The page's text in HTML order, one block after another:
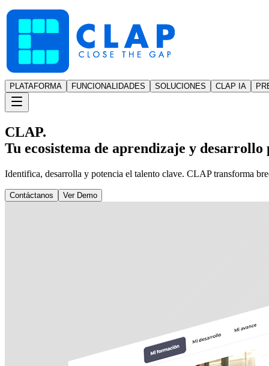
PLATAFORMA FUNCIONALIDADES SOLUCIONES CLAP IA
CLAP.
Tu ecosistema de aprendizaje y
Identifica, desarrolla y potencia el talento clave. CLAP transforma
Contáctanos Ver Demo